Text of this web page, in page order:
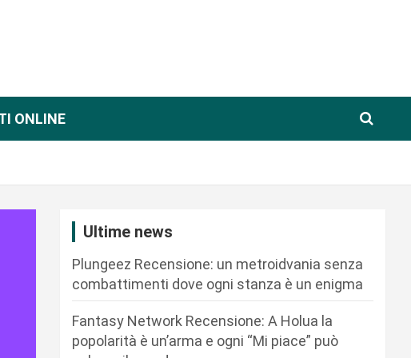
ONLINE
Ultime news
Plungeez Recensione: un metroidvania senza
combattimenti dove ogni stanza è un enigma
Fantasy Network Recensione: A Holua la
popolarità è un’arma e ogni “Mi piace” può